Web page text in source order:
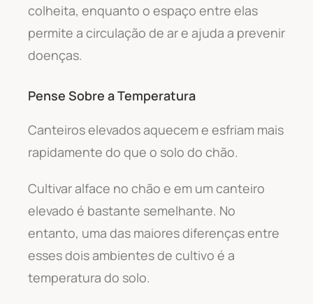
colheita, enquanto o espaço entre elas
permite a circulação de ar e ajuda a prevenir
doenças.
Pense Sobre a Temperatura
Canteiros elevados aquecem e esfriam mais
rapidamente do que o solo do chão.
Cultivar alface no chão e em um canteiro
elevado é bastante semelhante. No
entanto, uma das maiores diferenças entre
esses dois ambientes de cultivo é a
temperatura do solo.